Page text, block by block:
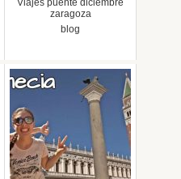
Viajes puente diciembre
zaragoza
blog